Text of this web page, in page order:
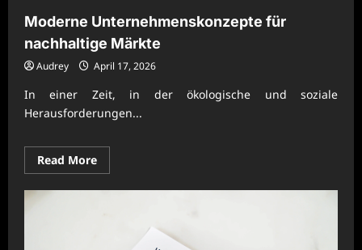
Moderne Unternehmenskonzepte für
nachhaltige Märkte
Audrey April 17, 2026
In einer Zeit, in der ökologische und soziale
Herausforderungen...
Read MoreRead
more
Moderne
nachhaltige